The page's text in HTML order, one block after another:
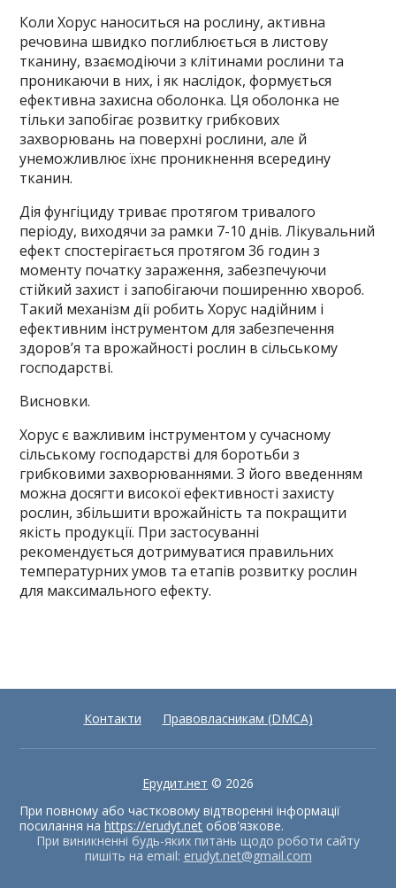
Коли Хорус наноситься на рослину, активна
речовина швидко поглиблюється в листову
тканину, взаємодіючи з клітинами рослини та
проникаючи в них, і як наслідок, формується
ефективна захисна оболонка. Ця оболонка не
тільки запобігає розвитку грибкових
захворювань на поверхні рослини, але й
унеможливлює їхнє проникнення всередину
тканин.
Дія фунгіциду триває протягом тривалого
періоду, виходячи за рамки 7-10 днів. Лікувальний
ефект спостерігається протягом 36 годин з
моменту початку зараження, забезпечуючи
стійкий захист і запобігаючи поширенню хвороб.
Такий механізм дії робить Хорус надійним і
ефективним інструментом для забезпечення
здоров’я та врожайності рослин в сільському
господарстві.
Висновки.
Хорус є важливим інструментом у сучасному
сільському господарстві для боротьби з
грибковими захворюваннями. З його введенням
можна досягти високої ефективності захисту
рослин, збільшити врожайність та покращити
якість продукції. При застосуванні
рекомендується дотримуватися правильних
температурних умов та етапів розвитку рослин
для максимального ефекту.
Контакти Правовласникам (DMCA)
Ерудит.нет © 2026
При повному або частковому відтворенні інформації
посилання наhttps://erudyt.net обов'язкове.
При виникненні будь-яких питань щодо роботи сайту
пишіть на email: erudyt.net@gmail.com